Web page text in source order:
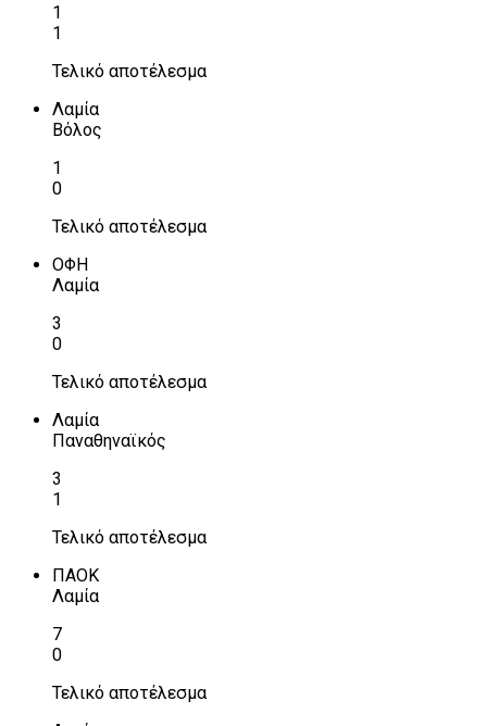
1
1
Τελικό αποτέλεσμα
Λαμία
Βόλος
1
0
Τελικό αποτέλεσμα
ΟΦΗ
Λαμία
3
0
Τελικό αποτέλεσμα
Λαμία
Παναθηναϊκός
3
1
Τελικό αποτέλεσμα
ΠΑΟΚ
Λαμία
7
0
Τελικό αποτέλεσμα